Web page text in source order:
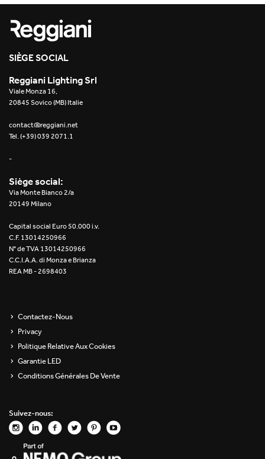
Yori Surface Base
Yori Surface/Pendant
Envios IP66
Incline Dark Performance
Mosaico Easy-IOS
Re Low LED
Roll IOS
Unit 1X
Unit Channel
Unit Round
Yori Evo 48V
Yori Evo Box
Retail
Showrooms
SIÈGE SOCIAL
Reggiani Lighting Srl
Viale Monza 16,
20845 Sovico (MB) Italie
contact@reggiani.net
Tel. (+39) 039 2071.1
-
Siège social:
Via Monte Bianco 2/a
20149 Milano
Capital social Euro 50.000 i.v.
C.F. 13014250966
N° de TVA 13014250966
C.C.I.A.A. di Monza e Brianza
REA MB - 2698403
Contactez-Nous
Privacy
Politique Relative Aux Cookies
Garantie LED
Conditions Générales De Vente
Suivez-nous: